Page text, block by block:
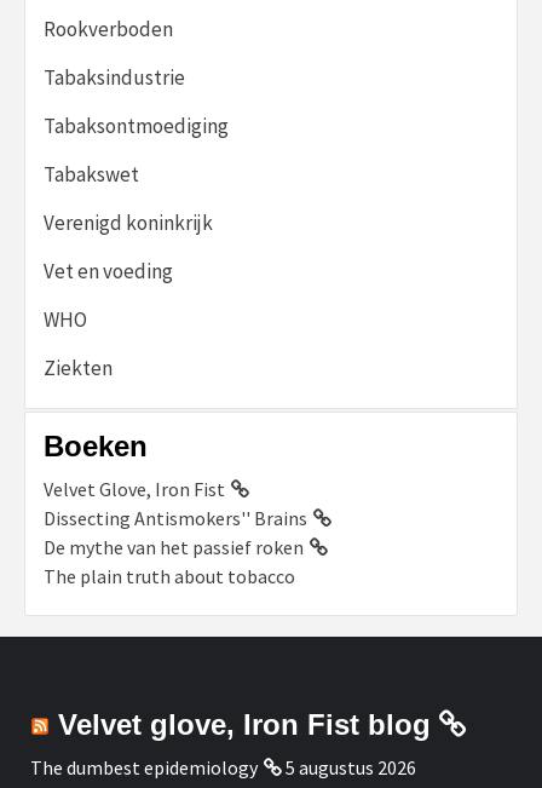
Rookverboden
Tabaksindustrie
Tabaksontmoediging
Tabakswet
Verenigd koninkrijk
Vet en voeding
WHO
Ziekten
Boeken
Velvet Glove, Iron Fist
Dissecting Antismokers'' Brains
De mythe van het passief roken
The plain truth about tobacco
Velvet glove, Iron Fist blog
The dumbest epidemiology
5 augustus 2026